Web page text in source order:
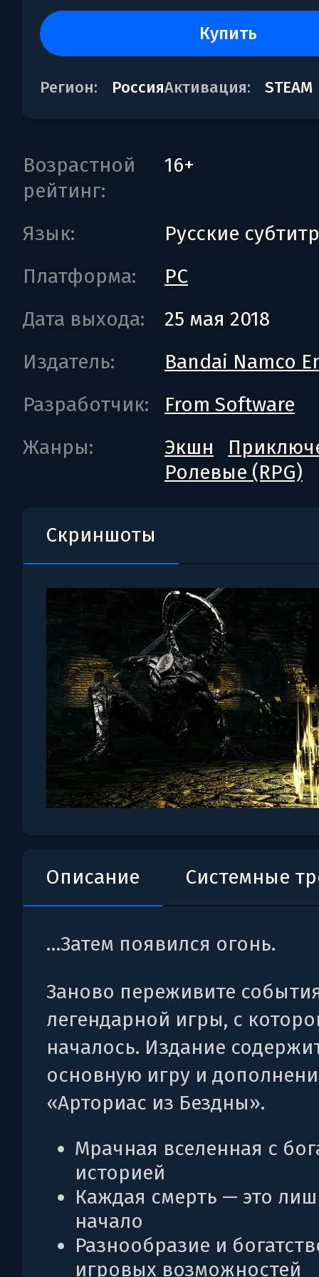
купить
Регион: РоссияАктивация: STEAM
Возрастной
рейтинг:
16+
Язык:
Русские
Платформа:
PC
Дата выхода:
25 мая 2018
Издатель:
Bandai Namco
Разработчик:
From Software
Жанры:
Экшн
Ролевые (RPG)
Скриншоты
Описание Системные
…Затем появился огонь.
Заново переживите
легендарной игры, с
началось. Издание
основную игру и
«Арториас из Бездны».
Мрачная вселенная с
историей
Каждая смерть — это
начало
Разнообразие и
игровых возможностей